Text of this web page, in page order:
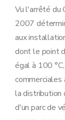
Vu l'arrêté du
2007
aux
dont le point
égal à 100
la distribution
d'un parc de